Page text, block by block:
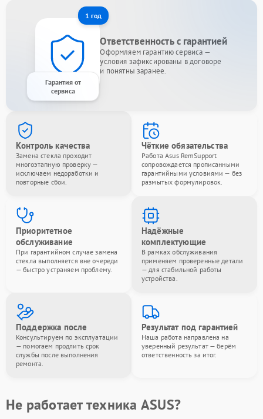
1 год
Гарантия от
сервиса
Ответственность с гарантией
Оформляем гарантию сервиса —
условия зафиксированы в договоре
и понятны заранее.
Контроль качества
Замена стекла проходит
многоэтапную проверку —
исключаем недоработки и
повторные сбои.
Чёткие обязательства
Работа Asus RemSupport
сопровождается прописанными
гарантийными условиями — без
размытых формулировок.
Приоритетное
обслуживание
При гарантийном случае замена
стекла выполняется вне очереди
— быстро устраняем проблему.
Надёжные
комплектующие
В рамках обслуживания
применяем проверенные детали
— для стабильной работы
устройства.
Поддержка после
Консультируем по эксплуатации
— помогаем продлить срок
службы после выполнения
ремонта.
Результат под гарантией
Наша работа направлена на
уверенный результат — берём
ответственность за итог.
Не работает техника ASUS?